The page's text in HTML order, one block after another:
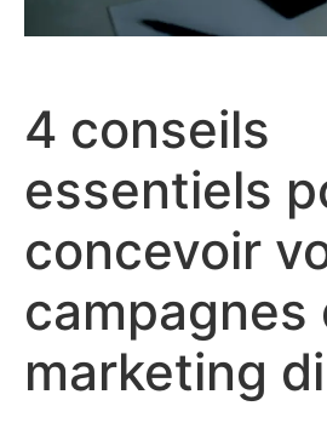
​4 conseils
essentiels
concevoir
campagnes
marketing